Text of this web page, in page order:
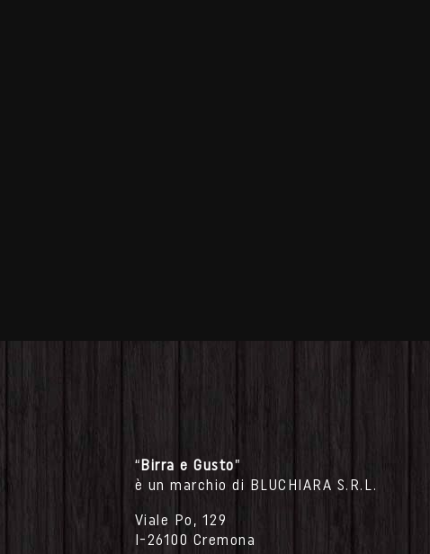
“Birra e Gusto”
è un marchio di BLUCHIARA S.R.L.
Viale Po, 129
I-26100 Cremona